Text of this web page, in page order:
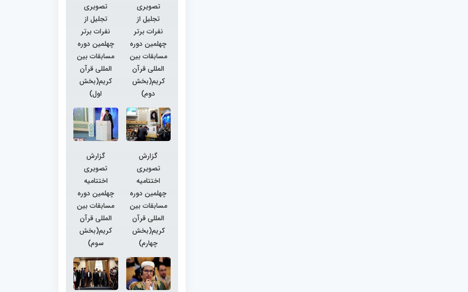
تصویری
تجلیل از
نفرات برتر
چهلمین دوره
مسابقات بین
المللی قرآن
کریم(بخش
دوم)
تصویری
تجلیل از
نفرات برتر
چهلمین دوره
مسابقات بین
المللی قرآن
کریم(بخش
اول)
گزارش
تصویری
اختتامیه
چهلمین دوره
مسابقات بین
المللی قرآن
کریم(بخش
چهارم)
گزارش
تصویری
اختتامیه
چهلمین دوره
مسابقات بین
المللی قرآن
کریم(بخش
سوم)